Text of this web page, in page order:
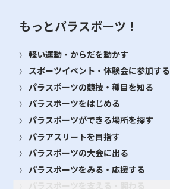
もっとパラスポーツ！
軽い運動・からだを動かす
スポーツイベント・体験会に参加する
パラスポーツの競技・種目を知る
パラスポーツをはじめる
パラスポーツができる場所を探す
パラアスリートを目指す
パラスポーツの大会に出る
パラスポーツをみる・応援する